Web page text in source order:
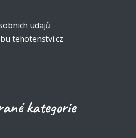
údajů
tehotenstvi.cz
kategorie